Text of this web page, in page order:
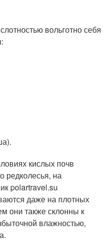
вольготно себя
кислых почв
редколесья, на
polartravel.su
даже на плотных
они также склонны к
влажностью,